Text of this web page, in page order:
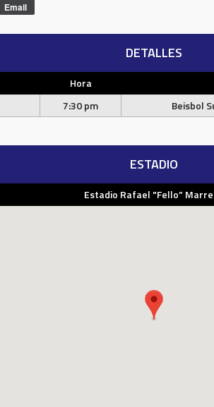
Email
DETALLES
Hora
7:30 pm Beisbol
ESTADIO
Estadio Rafael "Fello”